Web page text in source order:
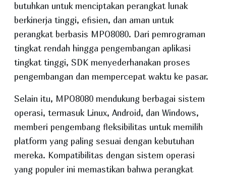
butuhkan untuk menciptakan perangkat lunak
berkinerja tinggi, efisien, dan aman untuk
perangkat berbasis MPO8080. Dari pemrograman
tingkat rendah hingga pengembangan aplikasi
tingkat tinggi, SDK menyederhanakan proses
pengembangan dan mempercepat waktu ke pasar.
Selain itu, MPO8080 mendukung berbagai sistem
operasi, termasuk Linux, Android, dan Windows,
memberi pengembang fleksibilitas untuk memilih
platform yang paling sesuai dengan kebutuhan
mereka. Kompatibilitas dengan sistem operasi
yang populer ini memastikan bahwa perangkat